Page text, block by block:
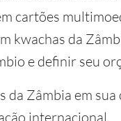
cartões
kwachas da
e definir seu
da Zâmbia em
internacional.